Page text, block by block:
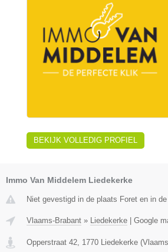
BEKIJK VOLLEDIG PROFIEL
Immo Van Middelem Liedekerke
Niet gevestigd in de plaats Foret en in de
Vlaams-Brabant » Liedekerke Google
Opperstraat 42 1770 Liedekerke (